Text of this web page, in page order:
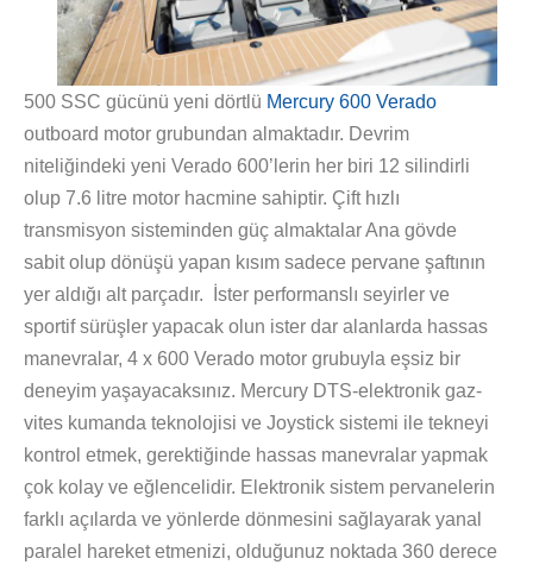
500 SSC gücünü yeni dörtlü Mercury 600 Verado
outboard motor grubundan almaktadır. Devrim
niteliğindeki yeni Verado 600’lerin her biri 12 silindirli
olup 7.6 litre motor hacmine sahiptir. Çift hızlı
transmisyon sisteminden güç almaktalar Ana gövde
sabit olup dönüşü yapan kısım sadece pervane şaftının
yer aldığı alt parçadır. İster performanslı seyirler ve
sportif sürüşler yapacak olun ister dar alanlarda hassas
manevralar, 4 x 600 Verado motor grubuyla eşsiz bir
deneyim yaşayacaksınız. Mercury DTS-elektronik gaz-
vites kumanda teknolojisi ve Joystick sistemi ile tekneyi
kontrol etmek, gerektiğinde hassas manevralar yapmak
çok kolay ve eğlencelidir. Elektronik sistem pervanelerin
farklı açılarda ve yönlerde dönmesini sağlayarak yanal
paralel hareket etmenizi, olduğunuz noktada 360 derece